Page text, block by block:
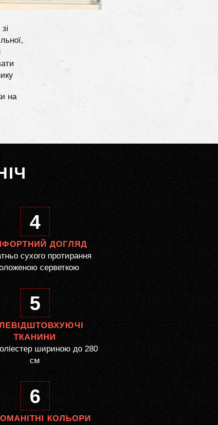
на
4
ДОГЛЯД
сухого протирання
серветкою
5
ТКАНИНИ
шириною до 280
см
6
КОЛЬОРИ